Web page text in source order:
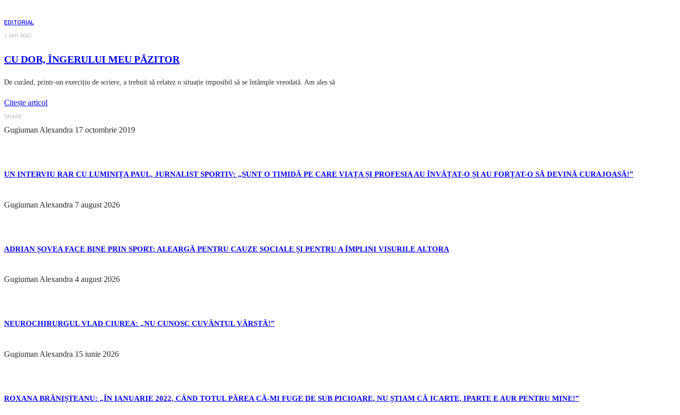
EDITORIAL
7 ANI AGO
CU DOR, ÎNGERULUI MEU PĂZITOR
De curând, printr-un exercițiu de scriere, a trebuit să relatez o situație imposibil să se întâmple vreodată. Am ales să
Citește articol
SHARE
Gugiuman Alexandra 17 octombrie 2019
UN INTERVIU RAR CU LUMINIȚA PAUL, JURNALIST SPORTIV: „SUNT O TIMIDĂ PE CARE VIAȚA ȘI PROFESIA AU ÎNVĂȚAT-O ȘI AU FORȚAT-O SĂ DEVINĂ CURAJOASĂ!”
Gugiuman Alexandra 7 august 2026
ADRIAN ȘOVEA FACE BINE PRIN SPORT: ALEARGĂ PENTRU CAUZE SOCIALE ȘI PENTRU A ÎMPLINI VISURILE ALTORA
Gugiuman Alexandra 4 august 2026
NEUROCHIRURGUL VLAD CIUREA: „NU CUNOSC CUVÂNTUL VÂRSTĂ!”
Gugiuman Alexandra 15 iunie 2026
ROXANA BRĂNIȘTEANU: „ÎN IANUARIE 2022, CÂND TOTUL PĂREA CĂ-MI FUGE DE SUB PICIOARE, NU ȘTIAM CĂ ICARTE, IPARTE E AUR PENTRU MINE!”